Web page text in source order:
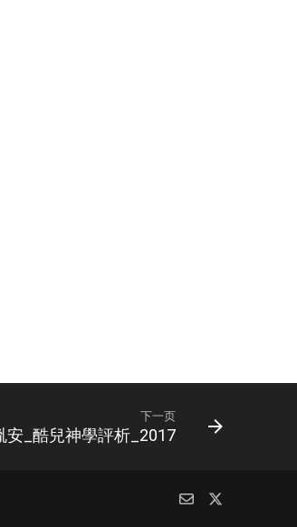
下一页
安_酷兒神學評析_2017